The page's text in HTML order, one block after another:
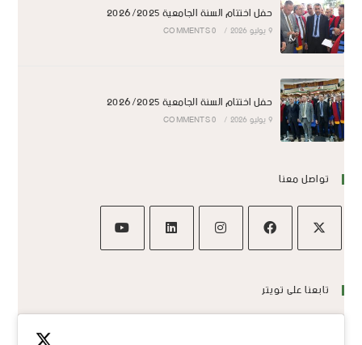
حفل اختتام السنة الجامعية 2026/2025
9 يوليو 2026 /
0 COMMENTS
حفل اختتام السنة الجامعية 2026/2025
9 يوليو 2026 /
0 COMMENTS
تواصل معنا
تابعنا على تويتر